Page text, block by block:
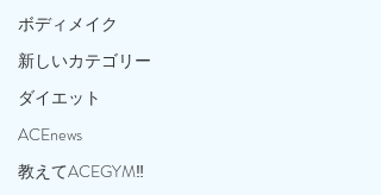
ボディメイク
新しいカテゴリー
ダイエット
ACEnews
教えてACEGYM‼️